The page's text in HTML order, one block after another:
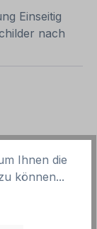
Einseitig
nach
Ihnen die
können...